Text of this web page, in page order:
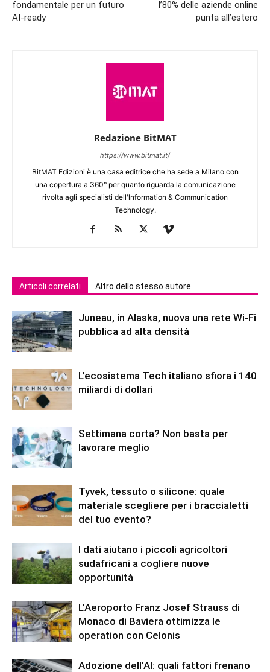
fondamentale per un futuro
AI-ready
l’80% delle aziende online
punta all’estero
Redazione BitMAT
https://www.bitmat.it/
BitMAT Edizioni è una casa editrice che ha sede a Milano con
una copertura a 360° per quanto riguarda la comunicazione
rivolta agli specialisti dell'lnformation & Communication
Technology.
Articoli correlati Altro dello stesso autore
Juneau, in Alaska, nuova una rete Wi-Fi
pubblica ad alta densità
L’ecosistema Tech italiano sfiora i 140
miliardi di dollari
Settimana corta? Non basta per
lavorare meglio
Tyvek, tessuto o silicone: quale
materiale scegliere per i braccialetti
del tuo evento?
I dati aiutano i piccoli agricoltori
sudafricani a cogliere nuove
opportunità
L’Aeroporto Franz Josef Strauss di
Monaco di Baviera ottimizza le
operation con Celonis
Adozione dell’AI: quali fattori frenano